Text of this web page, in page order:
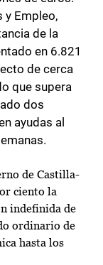
y Empleo,
de la
en 6.821
de cerca
que supera
dos
ayudas al
de Castilla-
ciento la
indefinida de
ordinario de
hasta los